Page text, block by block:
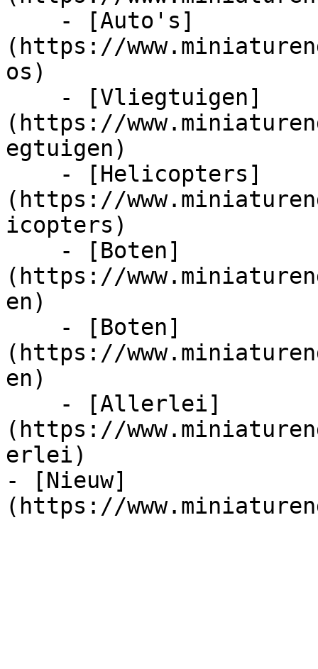
(https://
os)
(https://
egtuigen)
(https://
icopters)
(https://
en)
(https://
en)
(https://
erlei)
- [Nieuw]